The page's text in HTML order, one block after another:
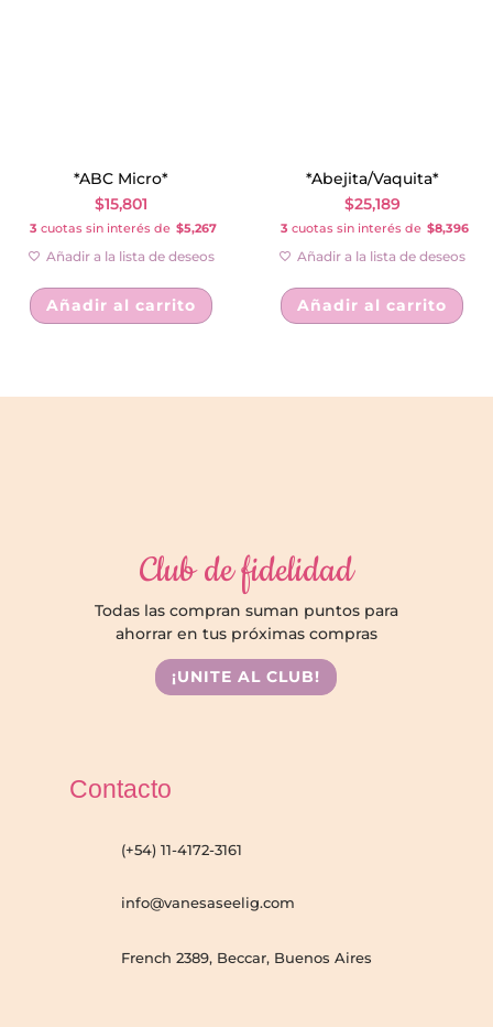
*ABC Micro*
$15,801
3 cuotas sin interés de $5,267
Añadir a la lista de deseos
Añadir al carrito
*Abejita/Vaquita*
$25,189
3 cuotas sin interés de $8,396
Añadir a la lista de deseos
Añadir al carrito
Club de fidelidad
Todas las compran suman puntos para
ahorrar en tus próximas compras
¡UNITE AL CLUB!
Contacto
(+54) 11-4172-3161
info@vanesaseelig.com
French 2389, Beccar, Buenos Aires